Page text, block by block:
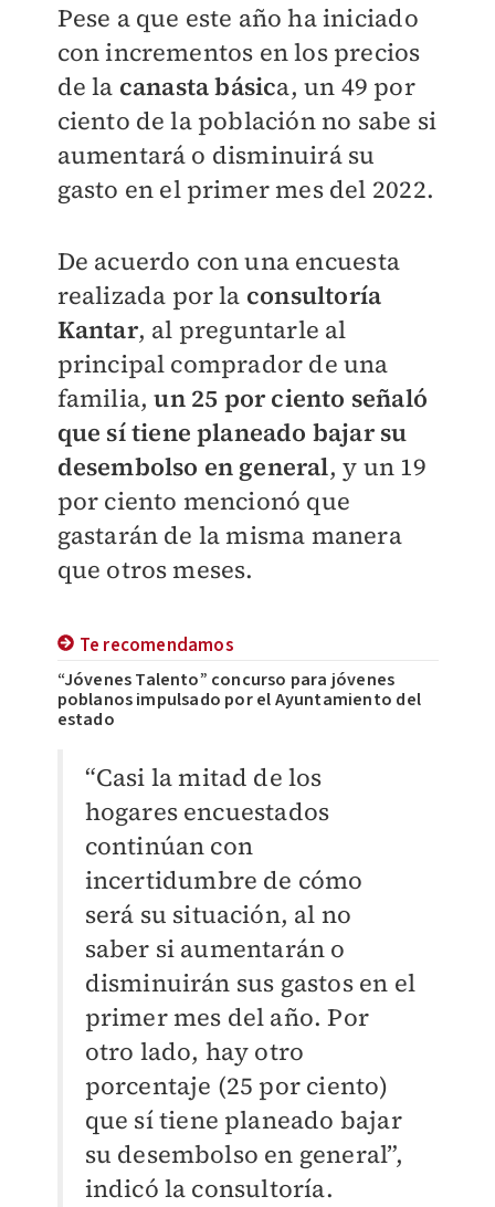
Pese a que este año ha iniciado
con incrementos en los precios
de la canasta básica, un 49 por
ciento de la población no sabe si
aumentará o disminuirá su
gasto en el primer mes del 2022.
De acuerdo con una encuesta
realizada por la consultoría
Kantar, al preguntarle al
principal comprador de una
familia,un 25 por ciento señaló
que sí tiene planeado bajar su
desembolso en general, y un 19
por ciento mencionó que
gastarán de la misma manera
que otros meses.
Te recomendamos
“Jóvenes Talento” concurso para jóvenes
poblanos impulsado por el Ayuntamiento del
estado
“Casi la mitad de los
hogares encuestados
continúan con
incertidumbre de cómo
será su situación, al no
saber si aumentarán o
disminuirán sus gastos en el
primer mes del año. Por
otro lado, hay otro
porcentaje (25 por ciento)
que sí tiene planeado bajar
su desembolso en general”,
indicó la consultoría.